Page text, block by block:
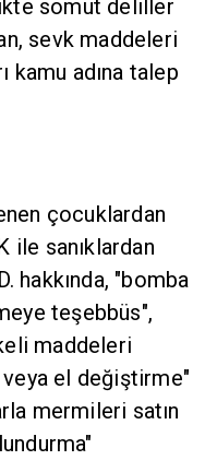
somut deliller
sevk maddeleri
kamu adına talep
çocuklardan
ile sanıklardan
hakkında, "bomba
teşebbüs",
maddeleri
el değiştirme"
mermileri satın